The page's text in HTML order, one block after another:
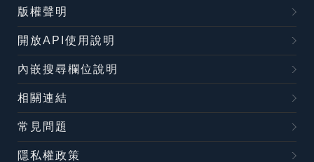
版權聲明
開放API使用說明
內嵌搜尋欄位說明
相關連結
常見問題
隱私權政策